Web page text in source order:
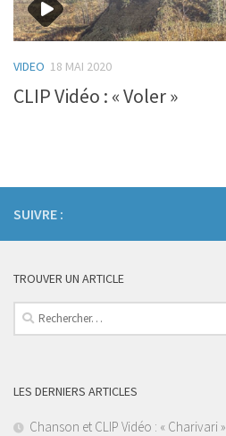
VIDEO 18 MAI 2020
CLIP Vidéo : « Voler »
SUIVRE :
TROUVER UN ARTICLE
Rechercher :
LES DERNIERS ARTICLES
Chanson et CLIP Vidéo : « Charivari »